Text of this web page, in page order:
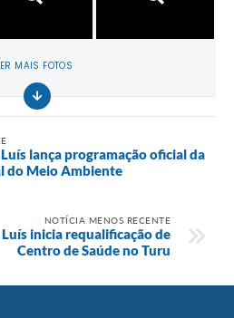
MAIS FOTOS
lança programação oficial da
do Meio Ambiente
NOTÍCIA MENOS RECENTE
inicia requalificação de
Centro de Saúde no Turu